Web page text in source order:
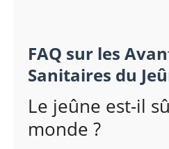
FAQ sur les
Sanitaires du
Le jeûne est-il
monde ?